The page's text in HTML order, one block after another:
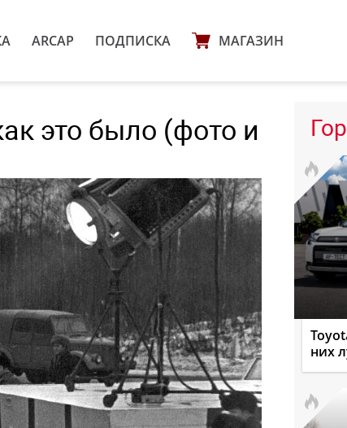
ARCAP ПОДПИСКА МАГАЗИН
это было (фото и
них